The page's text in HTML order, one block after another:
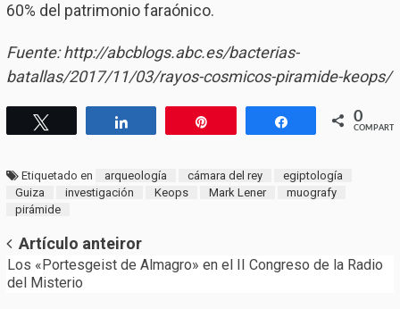
60% del patrimonio faraónico.
Fuente: http://abcblogs.abc.es/bacterias-
batallas/2017/11/03/rayos-cosmicos-piramide-keops/
Compartir Compartir0
Etiquetado en arqueología cámara del rey
egiptología
Guiza
investigación Keops Mark Lener
muografy
pirámide
Post
navigation
Artículo anteiror
Los «Portesgeist de Almagro» en el II Congreso de la Radio
del Misterio